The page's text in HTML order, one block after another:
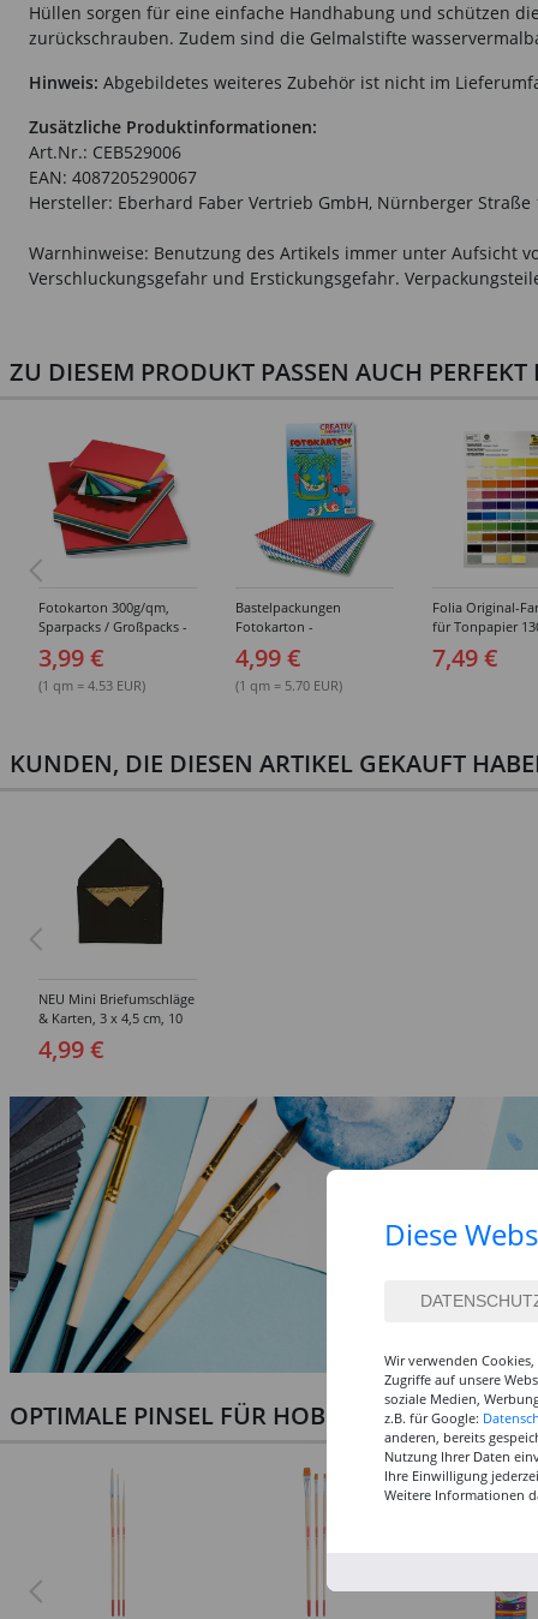
Hüllen sorgen für eine einfache Handhabung und schützen
zurückschrauben. Zudem sind die Gelmalstifte
Hinweis: Abgebildetes weiteres Zubehör ist nicht im
Zusätzliche Produktinformationen:
Art.Nr.: CEB529006
EAN: 4087205290067
Hersteller: Eberhard Faber Vertrieb GmbH, Nürnberger
Warnhinweise: Benutzung des Artikels immer unter Aufsicht
Verschluckungsgefahr und Erstickungsgefahr.
ZU DIESEM PRODUKT PASSEN AUCH PERFEKT
Fotokarton 300g/qm,
Sparpacks / Großpacks -
Verschiedene
Ausführungen
3,99 €
(1 qm = 4.53 EUR)
Bastelpackungen
Fotokarton -
Verschiedene
Sortierungen
4,99 €
(1 qm = 5.70 EUR)
Folia Original-
für Tonpapier
Tonkarton/
220g/qm,
7,49 €
KUNDEN, DIE DIESEN ARTIKEL GEKAUFT
NEU Mini Briefumschläge
& Karten, 3 x 4,5 cm, 10
Stück, Schwarz - Glitter
Gold
4,99 €
OPTIMALE PINSEL FÜR HOBBY & KUNST
Diese
Wir verwenden
Zugriffe auf unsere
soziale Medien,
z.B. für Google:
anderen, bereits
Nutzung Ihrer Daten
Ihre Einwilligung
Weitere Informationen